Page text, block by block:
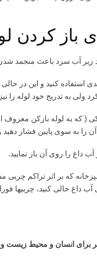
باز کردن
زیر آب سرد باعث منجمد
استفاده کنید و این در
ولی به تدریج خود لوله را
( که به لوله بازکن معروف
به سوی پایین فشار دهید و
داغ را روی آن باز نمایید.
که بر اثر تراکم
داغ خالی کنید، چربی‏ها
انسان و محیط زیست و